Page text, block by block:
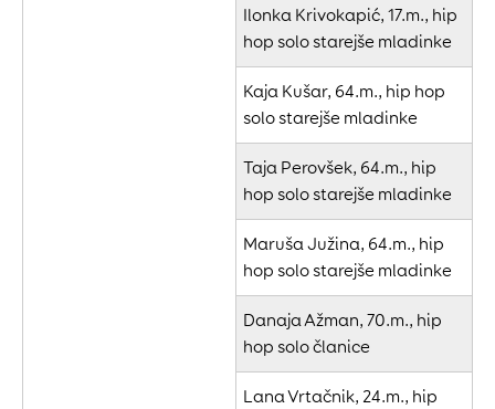
Ilonka Krivokapić, 17.m., hip
hop solo starejše mladinke
Kaja Kušar, 64.m., hip hop
solo starejše mladinke
Taja Perovšek, 64.m., hip
hop solo starejše mladinke
Maruša Južina, 64.m., hip
hop solo starejše mladinke
Danaja Ažman, 70.m., hip
hop solo članice
Lana Vrtačnik, 24.m., hip